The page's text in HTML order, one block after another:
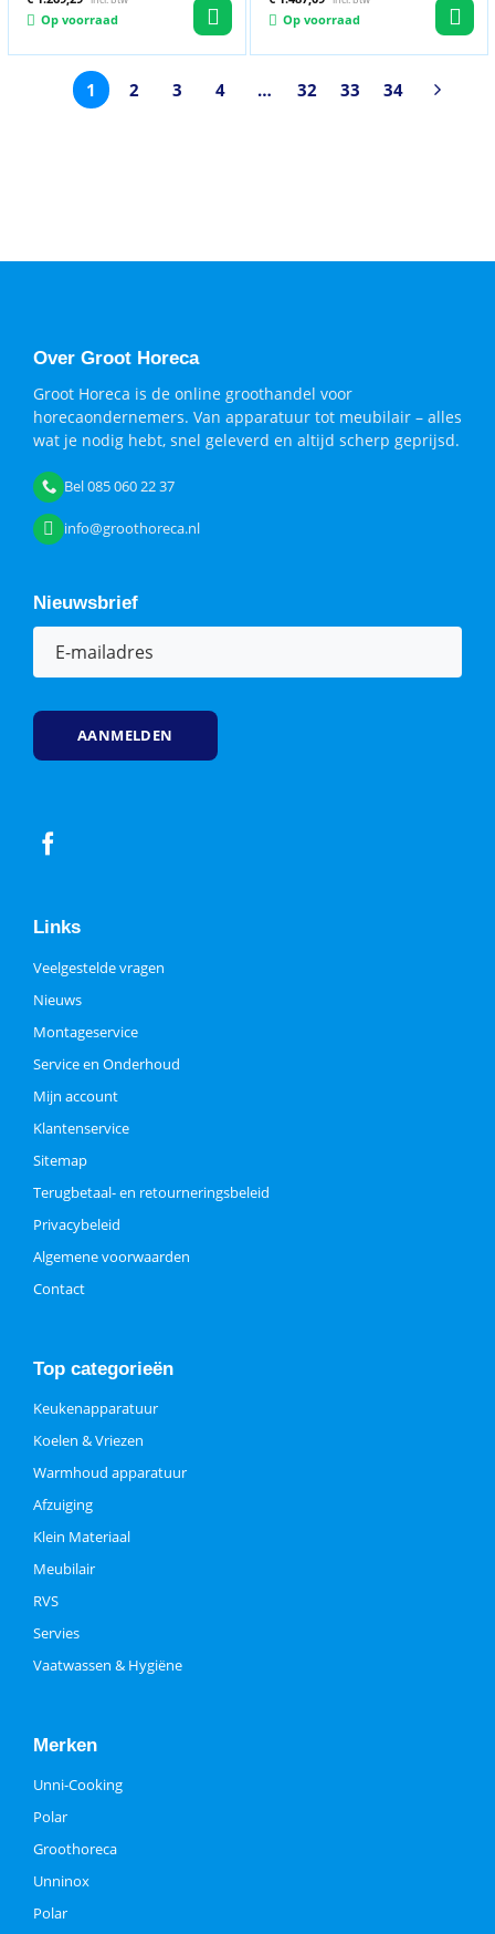
uitOp voorraad
uitOp voorraad
1 2 3 4 … 32 33 34
Over Groot Horeca
Groot Horeca is de online groothandel voor
horecaondernemers. Van apparatuur tot meubilair – alles
wat je nodig hebt, snel geleverd en altijd scherp geprijsd.
Bel 085 060 22 37
info@groothoreca.nl
Nieuwsbrief
E-
mailadres(Vereist)
Links
Veelgestelde vragen
Nieuws
Montageservice
Service en Onderhoud
Mijn account
Klantenservice
Sitemap
Terugbetaal- en retourneringsbeleid
Privacybeleid
Algemene voorwaarden
Contact
Top categorieën
Keukenapparatuur
Koelen & Vriezen
Warmhoud apparatuur
Afzuiging
Klein Materiaal
Meubilair
RVS
Servies
Vaatwassen & Hygiëne
Merken
Unni-Cooking
Polar
Groothoreca
Unninox
Polar